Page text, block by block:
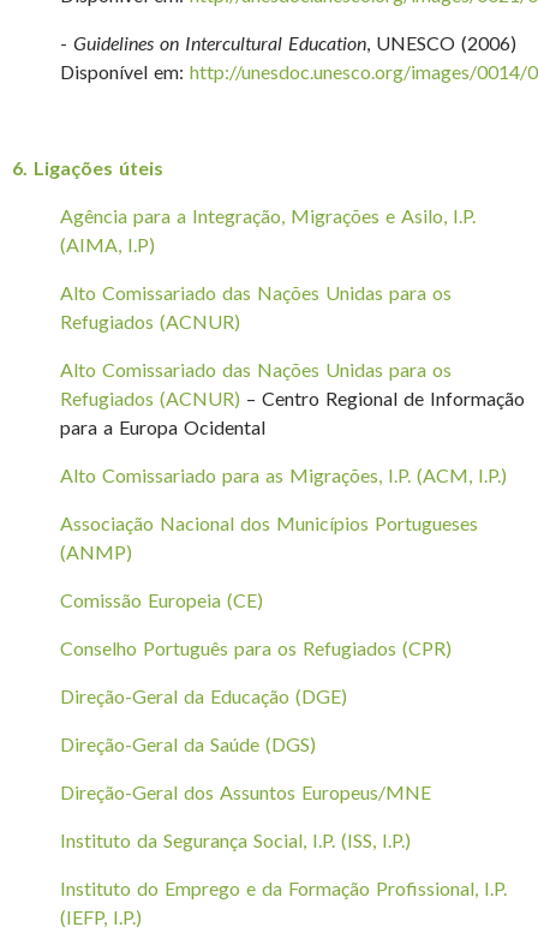
- Guidelines on Intercultural Education, UNESCO (2006)
Disponível em: http://unesdoc.unesco.org/images/
6. Ligações úteis
Agência para a Integração, Migrações e Asilo, I.P.
(AIMA, I.P)
Alto Comissariado das Nações Unidas para os
Refugiados (ACNUR)
Alto Comissariado das Nações Unidas para os
Refugiados (ACNUR) – Centro Regional de Informação
para a Europa Ocidental
Alto Comissariado para as Migrações, I.P. (ACM, I.P.)
Associação Nacional dos Municípios Portugueses
(ANMP)
Comissão Europeia (CE)
Conselho Português para os Refugiados (CPR)
Direção-Geral da Educação (DGE)
Direção-Geral da Saúde (DGS)
Direção-Geral dos Assuntos Europeus/MNE
Instituto da Segurança Social, I.P. (ISS, I.P.)
Instituto do Emprego e da Formação Profissional, I.P.
(IEFP, I.P.)